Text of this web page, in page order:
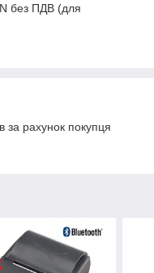
без ПДВ (для
за рахунок покупця